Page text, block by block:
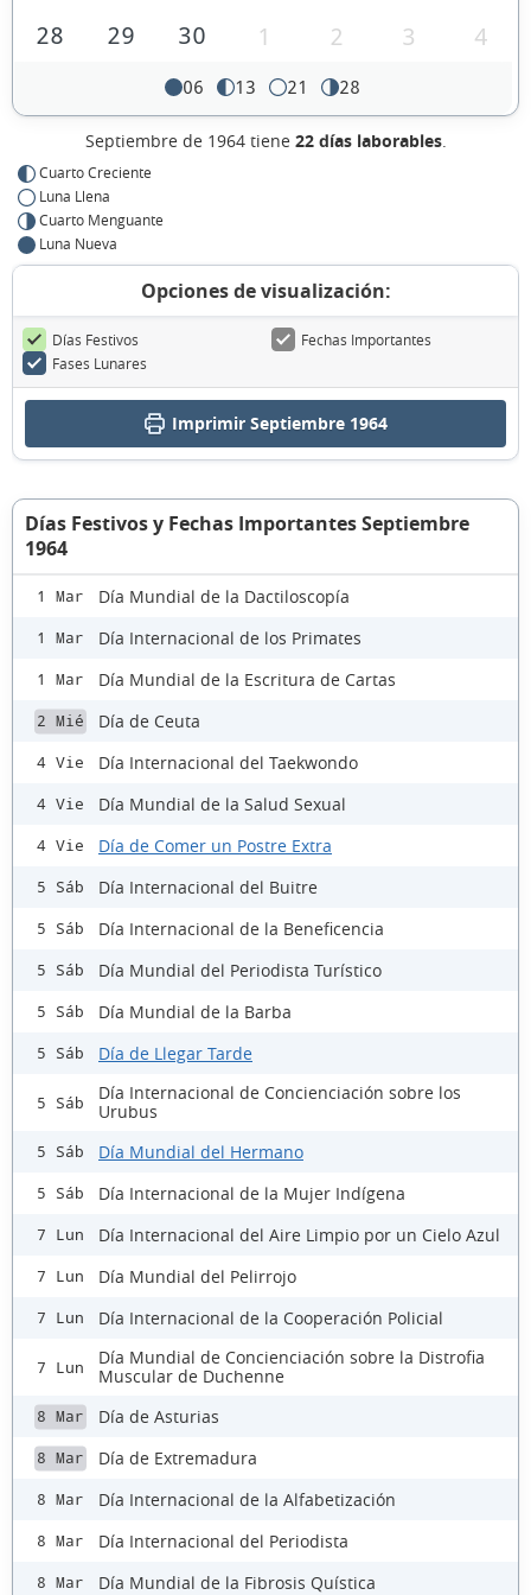
28
29 30 1 2 3 4
06 13 21 28
Septiembre de 1964 tiene 22 días laborables.
Cuarto Creciente
Luna Llena
Cuarto Menguante
Luna Nueva
Opciones de visualización:
Días Festivos
Fechas Importantes
Fases Lunares
Imprimir Septiembre 1964
Días Festivos y Fechas Importantes Septiembre
1964
1 Mar Día Mundial de la Dactiloscopía
1 Mar Día Internacional de los Primates
1 Mar Día Mundial de la Escritura de Cartas
2 Mié Día de Ceuta
4 Vie Día Internacional del Taekwondo
4 Vie Día Mundial de la Salud Sexual
4 Vie Día de Comer un Postre Extra
5 Sáb Día Internacional del Buitre
5 Sáb Día Internacional de la Beneficencia
5 Sáb Día Mundial del Periodista Turístico
5 Sáb Día Mundial de la Barba
5 Sáb Día de Llegar Tarde
5 Sáb
Día Internacional de Concienciación sobre los
Urubus
5 Sáb Día Mundial del Hermano
5 Sáb Día Internacional de la Mujer Indígena
7 Lun Día Internacional del Aire Limpio por un Cielo Azul
7 Lun Día Mundial del Pelirrojo
7 Lun Día Internacional de la Cooperación Policial
7 Lun
Día Mundial de Concienciación sobre la Distrofia
Muscular de Duchenne
8 Mar Día de Asturias
8 Mar Día de Extremadura
8 Mar Día Internacional de la Alfabetización
8 Mar Día Internacional del Periodista
8 Mar Día Mundial de la Fibrosis Quística